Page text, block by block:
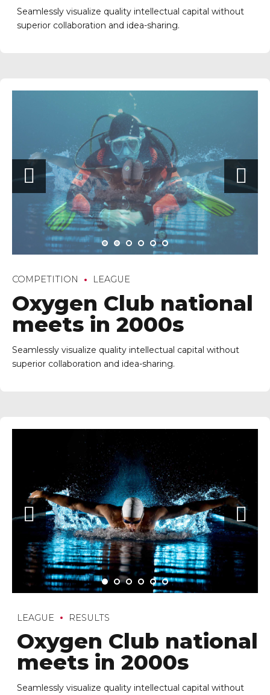
Seamlessly visualize quality intellectual capital without
superior collaboration and idea-sharing.
COMPETITION LEAGUE
Oxygen Club national
meets in 2000s
Seamlessly visualize quality intellectual capital without
superior collaboration and idea-sharing.
LEAGUE RESULTS
Oxygen Club national
meets in 2000s
Seamlessly visualize quality intellectual capital without